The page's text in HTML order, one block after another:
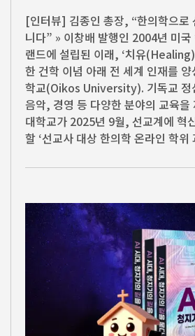
[인터뷰] 김종인 총장, “한의학으로
니다” » 이창배 발행인 2004년 미
랜드에 설립된 이래, ‘치유
한 건학 이념 아래 전 세계 인재를
학교(Oikos University). 기독교 정
음악, 경영 등 다양한 분야의 교육을
대학교가 2025년 9월, 선교계에 혁
할 ‘선교사 대상 한의학 온라인 학